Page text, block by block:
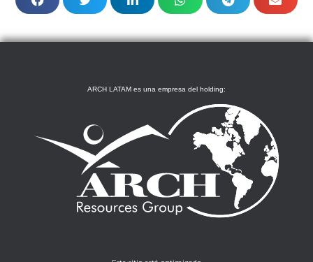
ARCH LATAM es una empresa del holding: